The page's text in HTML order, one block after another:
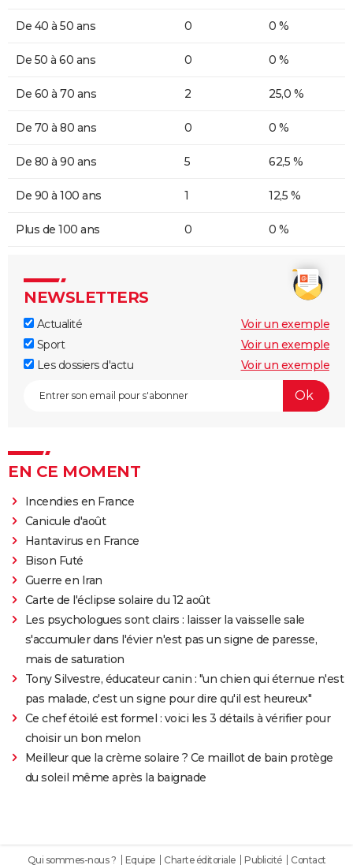
De 40 à 50 ans 0 0 %
De 50 à 60 ans 0 0 %
De 60 à 70 ans 2 25,0 %
De 70 à 80 ans 0 0 %
De 80 à 90 ans 5 62,5 %
De 90 à 100 ans 1 12,5 %
Plus de 100 ans 0 0 %
NEWSLETTERS
Actualité
Voir un exemple
Sport
Voir un exemple
Les dossiers d'actu
Voir un exemple
EN CE MOMENT
Incendies en France
Canicule d'août
Hantavirus en France
Bison Futé
Guerre en Iran
Carte de l'éclipse solaire du 12 août
Les psychologues sont clairs : laisser la vaisselle sale
s'accumuler dans l'évier n'est pas un signe de paresse,
mais de saturation
Tony Silvestre, éducateur canin : "un chien qui éternue n'est
pas malade, c'est un signe pour dire qu'il est heureux"
Ce chef étoilé est formel : voici les 3 détails à vérifier pour
choisir un bon melon
Meilleur que la crème solaire ? Ce maillot de bain protège
du soleil même après la baignade
Qui sommes-nous ? Equipe Charte éditoriale Publicité Contact